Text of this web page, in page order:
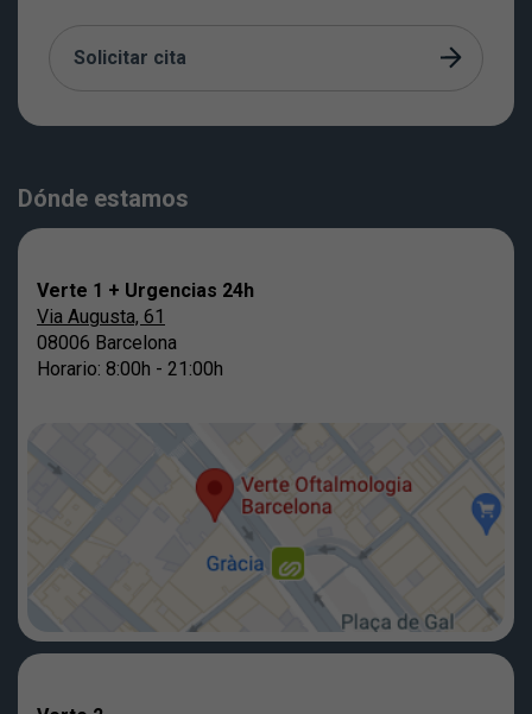
Solicitar cita
Dónde estamos
Verte 1 + Urgencias 24h
Via Augusta, 61
08006 Barcelona
Horario: 8:00h - 21:00h